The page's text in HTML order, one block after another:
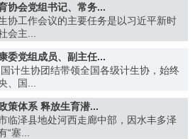
协会党组书记、常务...
协工作会议的主要任务是以习近平新时
会主...
委党组成员、副主任...
计生协团结带领全国各级计生协，始终
、国...
策体系 释放生育潜...
临泽县地处河西走廊中部，因水丰多泽
“塞...